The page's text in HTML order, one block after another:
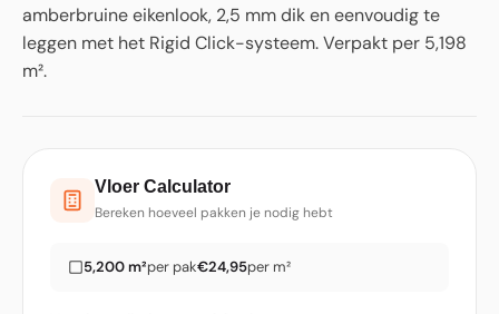
amberbruine eikenlook, 2,5 mm dik en eenvoudig te
leggen met het Rigid Click-systeem. Verpakt per 5,198
m².
Vloer Calculator
Bereken hoeveel pakken je nodig hebt
5,200 m²per pak€24,95per m²